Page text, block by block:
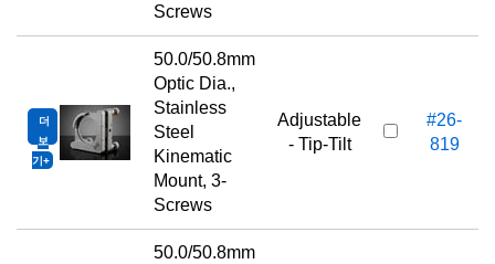
Screws
더
보
기
50.0/50.8mm
Optic Dia.,
Stainless
Steel
Kinematic
Mount, 3-
Screws
Adjustable
- Tip-Tilt
#26-
819
50.0/50.8mm